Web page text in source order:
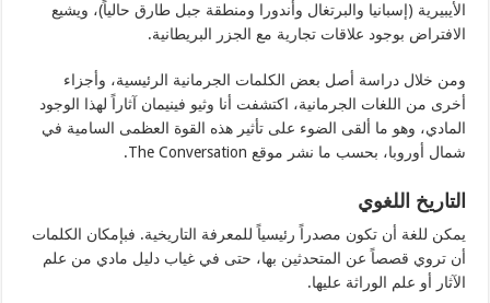
الأيبيرية (إسبانيا والبرتغال وأندورا ومنطقة جبل طارق حالياً)، ويشيع
الافتراض بوجود علاقات تجارية مع الجزر البريطانية.
ومن خلال دراسة أصل بعض الكلمات الجرمانية الرئيسية، وأجزاء
أخرى من اللغات الجرمانية، اكتشفت أنا وثيو فينيمان آثاراً لهذا الوجود
المادي، وهو ما ألقى الضوء على تأثير هذه القوة العظمى السامية في
شمال أوروبا، بحسب ما نشر موقع The Conversation.
التاريخ اللغوي
يمكن للغة أن تكون مصدراً رئيسياً للمعرفة التاريخية. فبإمكان الكلمات
أن تروي قصصاً عن المتحدثين بها، حتى في غياب دليل مادي من علم
الآثار أو علم الوراثة عليها.